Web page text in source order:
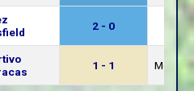
2 - 0
1 - 1 Moretti